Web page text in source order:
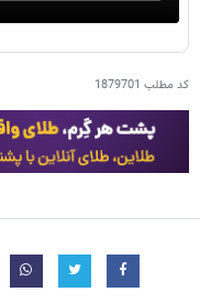
کد مطلب 1879701